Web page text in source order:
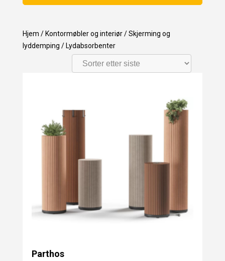
Hjem / Kontormøbler og interiør / Skjerming og
lyddemping /Lydabsorbenter
Parthos